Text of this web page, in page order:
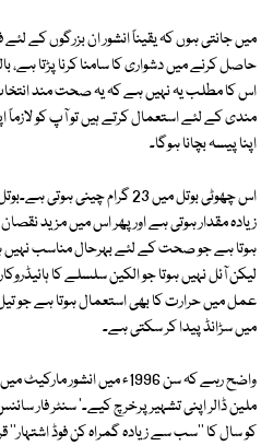
میں جانتی ہوں کہ یقیناً انشور ان بزرگوں کے
حاصل کرنے میں دشواری کا سامنا کرنا پڑتا
اس کا مطلب یہ نہیں ہے کہ یہ صحت مند
مندی کے لئے استعمال کرتے ہیں تو آپ کو لازماً
اپنا پیسہ بچانا ہوگا۔
اس چھوٹی بوتل میں 23 گرام
زیادہ مقدار ہوتی ہے اور پھر اس میں مزید نقصان
ہوتا ہے جو صحت کے لئے بہرحال مناسب نہیں
لیکن آئل نہیں ہوتا جو الکین سلسلے کا
عمل میں حرارت کا بھی استعمال ہوتا ہے جو تیل
میں سڑانڈ پیدا کر سکتی ہے۔
ملین ڈالر اپنی تشہیر پرخرچ کیے۔' سنٹر فار
کو سال کا ''سب سے زیادہ گمراہ کن فوڈ اشتہار''